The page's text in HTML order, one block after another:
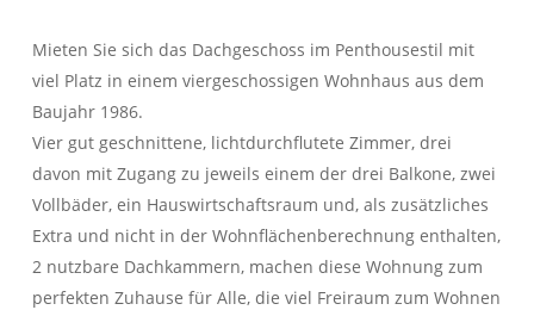
Mieten Sie sich das Dachgeschoss im Penthousestil mit
viel Platz in einem viergeschossigen Wohnhaus aus dem
Baujahr 1986.
Vier gut geschnittene, lichtdurchflutete Zimmer, drei
davon mit Zugang zu jeweils einem der drei Balkone, zwei
Vollbäder, ein Hauswirtschaftsraum und, als zusätzliches
Extra und nicht in der Wohnflächenberechnung enthalten,
2 nutzbare Dachkammern, machen diese Wohnung zum
perfekten Zuhause für Alle, die viel Freiraum zum Wohnen